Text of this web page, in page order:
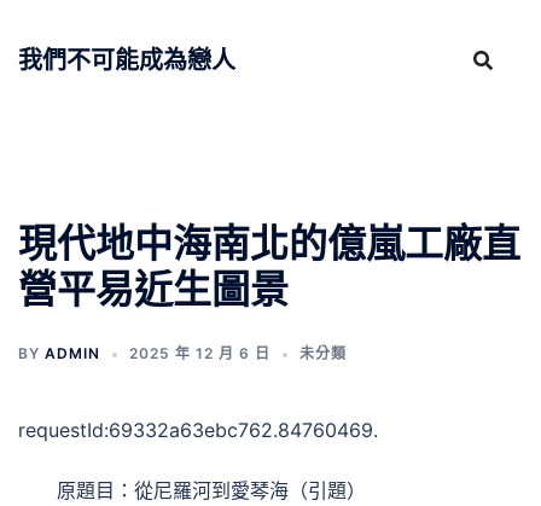
我們不可能成為戀人
現代地中海南北的億嵐工廠直
營平易近生圖景
BY ADMIN 2025 年 12 月 6 日 未分類
requestId:69332a63ebc762.84760469.
原題目：從尼羅河到愛琴海（引題）